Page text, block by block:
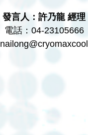
發言人：許乃龍 經理
電話：04-23105666